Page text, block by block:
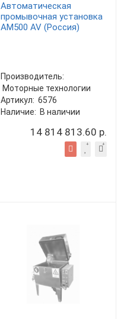
Автоматическая
промывочная установка
АМ500 AV (Россия)
Производитель:
Моторные технологии
Артикул: 6576
Наличие: В наличии
14 814 813.60 р.